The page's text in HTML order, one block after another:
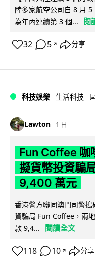
陸多家航空公司自 8 月 5
為年內連續第 3 個...
閱
32 5 ↗ 分享
科技娛樂 生活科技
Lawton 1 日
Fun Coffee 咖
擬貨幣投資騙
9,400 萬元
香港警方聯同澳門司警
資騙局 Fun Coffee，兩
款 9,4...
閱讀全文
118 10 ↗ 分享